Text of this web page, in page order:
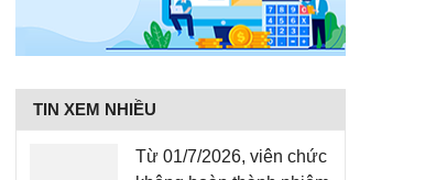
TIN XEM NHIỀU
Từ 01/7/2026, viên chức